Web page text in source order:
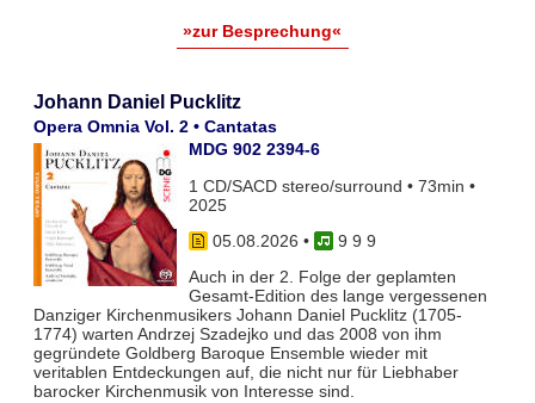
»zur Besprechung«
Johann Daniel Pucklitz
Opera Omnia Vol. 2 • Cantatas
MDG 902 2394-6
1 CD/SACD stereo/surround • 73min •
2025
05.08.2026 •
9 9 9
Auch in der 2. Folge der geplamten
Gesamt-Edition des lange vergessenen
Danziger Kirchenmusikers Johann Daniel Pucklitz (1705-
1774) warten Andrzej Szadejko und das 2008 von ihm
gegründete Goldberg Baroque Ensemble wieder mit
veritablen Entdeckungen auf, die nicht nur für Liebhaber
barocker Kirchenmusik von Interesse sind.